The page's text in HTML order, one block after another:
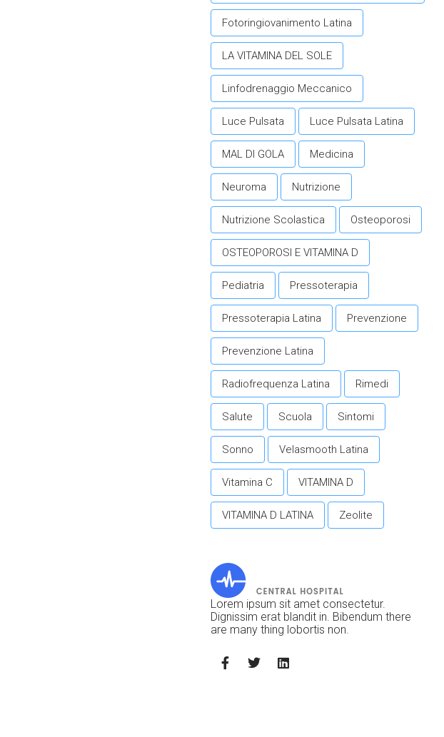
Fotoringiovanimento Latina
LA VITAMINA DEL SOLE
Linfodrenaggio Meccanico
Luce Pulsata Luce Pulsata Latina
MAL DI GOLA Medicina
Neuroma Nutrizione
Nutrizione Scolastica Osteoporosi
OSTEOPOROSI E VITAMINA D
Pediatria Pressoterapia
Pressoterapia Latina Prevenzione
Prevenzione Latina
Radiofrequenza Latina Rimedi
Salute Scuola Sintomi
Sonno Velasmooth Latina
Vitamina C VITAMINA D
VITAMINA D LATINA Zeolite
Lorem ipsum sit amet consectetur.
Dignissim erat blandit in. Bibendum there
are many thing lobortis non.